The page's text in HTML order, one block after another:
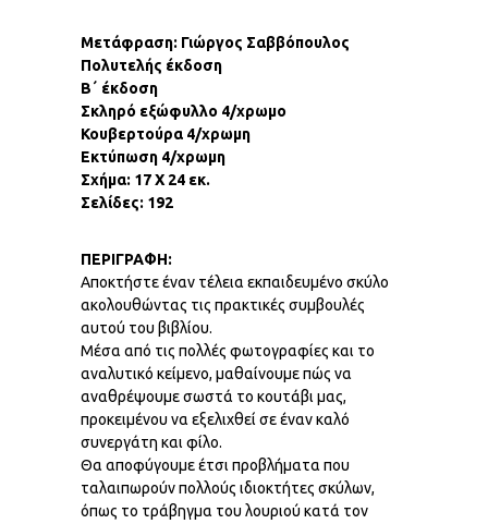
Μετάφραση: Γιώργος Σαββόπουλος
Πολυτελής έκδοση
Β΄ έκδοση
Σκληρό εξώφυλλο 4/χρωμο
Κουβερτούρα 4/χρωμη
Εκτύπωση 4/χρωμη
Σχήμα: 17 Χ 24 εκ.
Σελίδες: 192
ΠΕΡΙΓΡΑΦΗ:
Αποκτήστε έναν τέλεια εκπαιδευμένο σκύλο
ακολουθώντας τις πρακτικές συμβουλές
αυτού του βιβλίου.
Μέσα από τις πολλές φωτογραφίες και το
αναλυτικό κείμενο, μαθαίνουμε πώς να
αναθρέψουμε σωστά το κουτάβι μας,
προκειμένου να εξελιχθεί σε έναν καλό
συνεργάτη και φίλο.
Θα αποφύγουμε έτσι προβλήματα που
ταλαιπωρούν πολλούς ιδιοκτήτες σκύλων,
όπως το τράβηγμα του λουριού κατά τον